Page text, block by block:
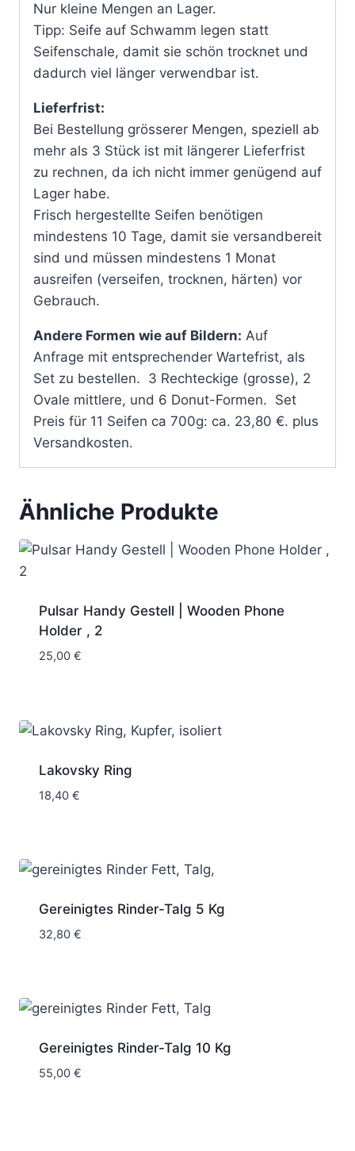
Nur kleine Mengen an Lager.
Tipp: Seife auf Schwamm legen statt
Seifenschale, damit sie schön trocknet und
dadurch viel länger verwendbar ist.
Lieferfrist:
Bei Bestellung grösserer Mengen, speziell ab
mehr als 3 Stück ist mit längerer Lieferfrist
zu rechnen, da ich nicht immer genügend auf
Lager habe.
Frisch hergestellte Seifen benötigen
mindestens 10 Tage, damit sie versandbereit
sind und müssen mindestens 1 Monat
ausreifen (verseifen, trocknen, härten) vor
Gebrauch.
Andere Formen wie auf Bildern: Auf
Anfrage mit entsprechender Wartefrist, als
Set zu bestellen. 3 Rechteckige (grosse), 2
Ovale mittlere, und 6 Donut-Formen. Set
Preis für 11 Seifen ca 700g: ca. 23,80 €. plus
Versandkosten.
Ähnliche Produkte
Pulsar Handy Gestell | Wooden Phone
Holder , 2
25,00 €
Lakovsky Ring
18,40 €
Gereinigtes Rinder-Talg 5 Kg
32,80 €
Gereinigtes Rinder-Talg 10 Kg
55,00 €